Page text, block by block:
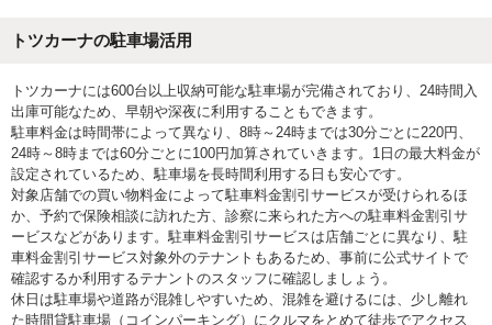
トツカーナの駐車場活用
トツカーナには600台以上収納可能な駐車場が完備されており、24時間入
出庫可能なため、早朝や深夜に利用することもできます。
駐車料金は時間帯によって異なり、8時～24時までは30分ごとに220円、
24時～8時までは60分ごとに100円加算されていきます。1日の最大料金が
設定されているため、駐車場を長時間利用する日も安心です。
対象店舗での買い物料金によって駐車料金割引サービスが受けられるほ
か、予約で保険相談に訪れた方、診察に来られた方への駐車料金割引サ
ービスなどがあります。駐車料金割引サービスは店舗ごとに異なり、駐
車料金割引サービス対象外のテナントもあるため、事前に公式サイトで
確認するか利用するテナントのスタッフに確認しましょう。
休日は駐車場や道路が混雑しやすいため、混雑を避けるには、少し離れ
た時間貸駐車場（コインパーキング）にクルマをとめて徒歩でアクセス